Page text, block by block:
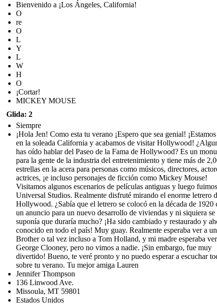
Bienvenido a ¡Los Ángeles, California!
O
re
O
L
Y
L
W
H
O
¡Cortar!
MICKEY MOUSE
Glida: 2
Siempre
¡Hola Jen! Como esta tu verano ¡Espero que sea genial!
en la soleada California y acabamos de visitar Hollywood!
has oído hablar del Paseo de la Fama de Hollywood? Es un
para la gente de la industria del entretenimiento y tiene más de
estrellas en la acera para personas como músicos, directores,
actrices, ¡e incluso personajes de ficción como Mickey Mouse!
Visitamos algunos escenarios de películas antiguas y luego
Universal Studios. Realmente disfruté mirando el enorme letrero
Hollywood. ¿Sabía que el letrero se colocó en la década de 1920
un anuncio para un nuevo desarrollo de viviendas y ni siquiera se
suponía que duraría mucho? ¡Ha sido cambiado y restaurado y
conocido en todo el país! Muy guay. Realmente esperaba ver a
Brother o tal vez incluso a Tom Holland, y mi madre esperaba
George Clooney, pero no vimos a nadie. ¡Sin embargo, fue muy
divertido! Bueno, te veré pronto y no puedo esperar a escuchar
sobre tu verano. Tu mejor amiga Lauren
Jennifer Thompson
136 Linwood Ave.
Missoula, MT 59801
Estados Unidos